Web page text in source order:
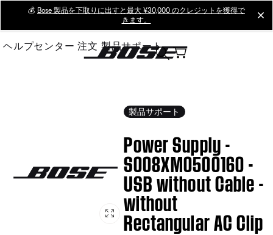
Main
💰 Bose 製品を下取りに出すと最大 ¥30,000 のクレジットを獲得で
きます。
ヘルプセンター 注文 製品サポート
製品サポート
Power Supply -
S008XM0500160 -
USB without Cable -
without
Rectangular AC Clip